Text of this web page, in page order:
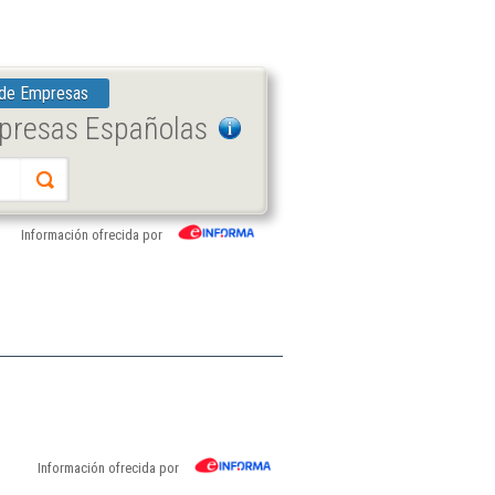
Empresas
Españolas
Información ofrecida por
Información ofrecida por